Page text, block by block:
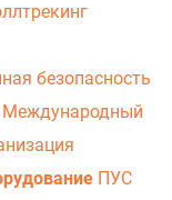
безопасность
Международный
ПУС